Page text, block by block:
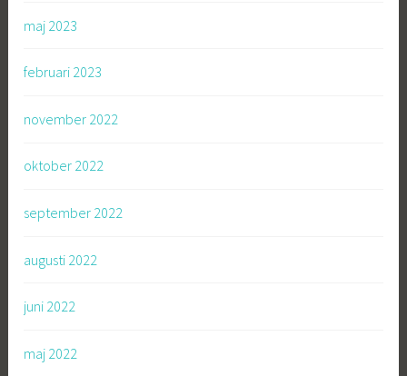
maj 2023
februari 2023
november 2022
oktober 2022
september 2022
augusti 2022
juni 2022
maj 2022